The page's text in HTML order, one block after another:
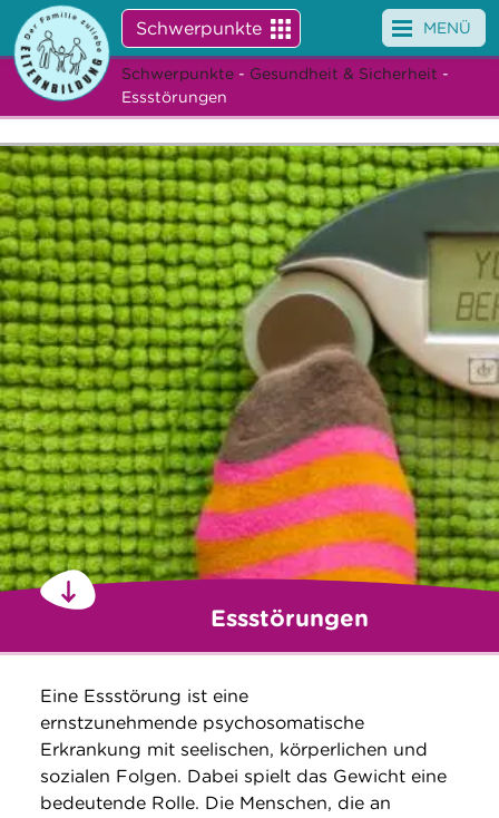
Schwerpunkte
Angebote
News
Service
Über uns
Suche
MENÜ
Schwerpunkte - Gesundheit & Sicherheit -
Essstörungen
Essstörungen
Eine Essstörung ist eine
ernstzunehmende psychosomatische
Erkrankung mit seelischen, körperlichen und
sozialen Folgen. Dabei spielt das Gewicht eine
bedeutende Rolle. Die Menschen, die an